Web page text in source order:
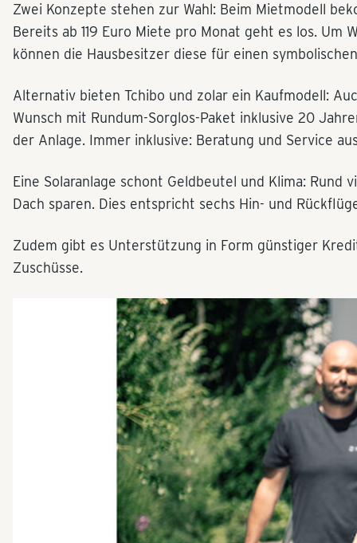
Zwei Konzepte stehen zur Wahl: Beim Mietmodell
Bereits ab 119 Euro Miete pro Monat geht es los.
können die Hausbesitzer diese für einen
Alternativ bieten Tchibo und zolar ein Kaufmodell:
Wunsch mit Rundum-Sorglos-Paket inklusive 20
der Anlage. Immer inklusive: Beratung und Service
Eine Solaranlage schont Geldbeutel und Klima:
Dach sparen. Dies entspricht sechs Hin- und
Zudem gibt es Unterstützung in Form günstiger
Zuschüsse.